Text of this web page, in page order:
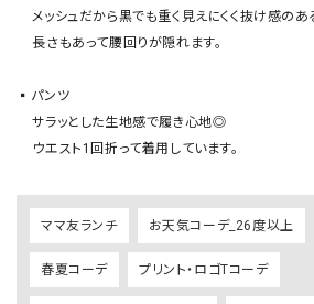
▪️パンツ
    サラッとした生地感で履き心地◎
    ウエスト1回折って着用しています。
ママ友ランチ お天気コーデ_26度以上
春夏コーデ プリント・ロゴTコーデ